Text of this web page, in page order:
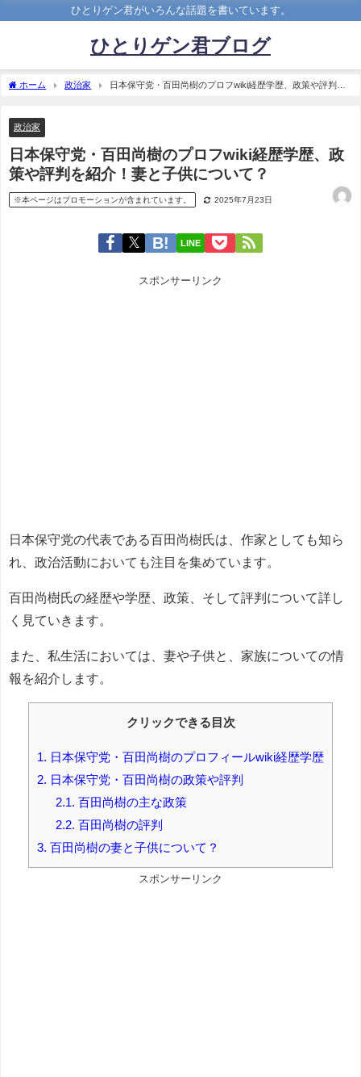
ひとりゲン君がいろんな話題を書いています。
ひとりゲン君ブログ
ホーム 政治家
日本保守党・百田尚樹のプロフwiki経歴学歴、政策や評判を
政治家
日本保守党・百田尚樹のプロフwiki経歴学歴、政
策や評判を紹介！妻と子供について？
※本ページはプロモーションが含まれています。 2025年7月23日
LINE
スポンサーリンク
日本保守党の代表である百田尚樹氏は、作家としても知ら
れ、政治活動においても注目を集めています。
百田尚樹氏の経歴や学歴、政策、そして評判について詳し
く見ていきます。
また、私生活においては、妻や子供と、家族についての情
報を紹介します。
クリックできる目次
1. 日本保守党・百田尚樹のプロフィールwiki経歴学歴
2. 日本保守党・百田尚樹の政策や評判
2.1. 百田尚樹の主な政策
2.2. 百田尚樹の評判
3. 百田尚樹の妻と子供について？
スポンサーリンク